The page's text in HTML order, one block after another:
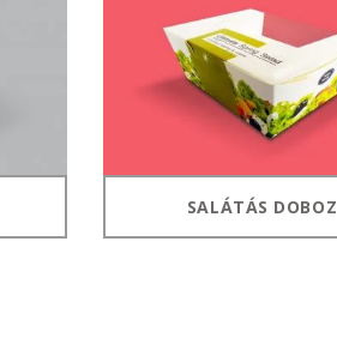
2022. április
2022. február
2022. január
2021. október
2021. szeptember
2021. június
SALÁTÁS DOBOZ